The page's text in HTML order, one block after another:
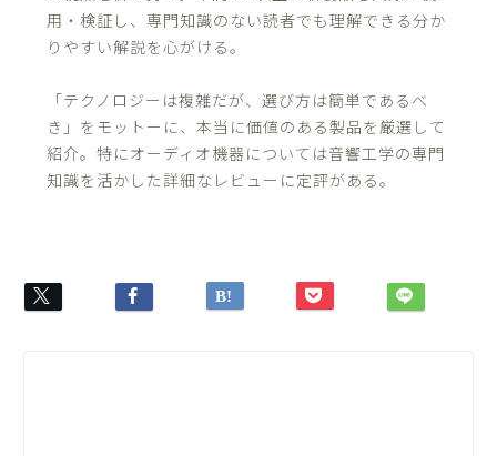
用・検証し、専門知識のない読者でも理解できる分か
りやすい解説を心がける。
「テクノロジーは複雑だが、選び方は簡単であるべ
き」をモットーに、本当に価値のある製品を厳選して
紹介。特にオーディオ機器については音響工学の専門
知識を活かした詳細なレビューに定評がある。